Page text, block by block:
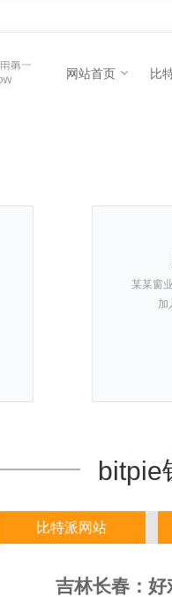
网站首页 比
某某窗
加
bitpie
比特派网站
吉林长春：